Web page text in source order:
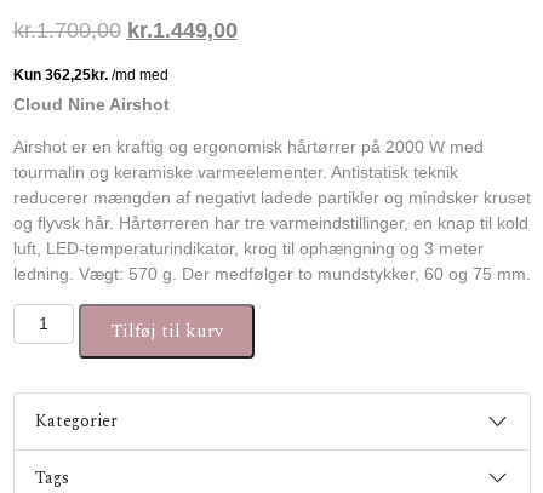
kr.1.700,00 Den oprindelige pris var: kr.1.700,00.
kr.1.449,00Den aktuelle pris er:
Cloud Nine Airshot
Airshot er en kraftig og ergonomisk hårtørrer på 2000 W med
tourmalin og keramiske varmeelementer. Antistatisk teknik
reducerer mængden af negativt ladede partikler og mindsker kruset
og flyvsk hår. Hårtørreren har tre varmeindstillinger, en knap til kold
luft, LED-temperaturindikator, krog til ophængning og 3 meter
ledning. Vægt: 570 g. Der medfølger to mundstykker, 60 og 75 mm.
Cloud Nine Airshot antal
Tilføj til kurv
Kategorier
Tags